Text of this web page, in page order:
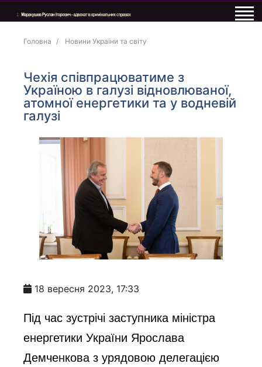
Головна Новини України та світу
Чехія співпрацюватиме з
Україною в галузі відновлюваної,
атомної енергетики та у водневій
галузі
18 вересня 2023, 17:33
Під час зустрічі заступника міністра
енергетики України Ярослава
Демченкова з урядовою делегацією